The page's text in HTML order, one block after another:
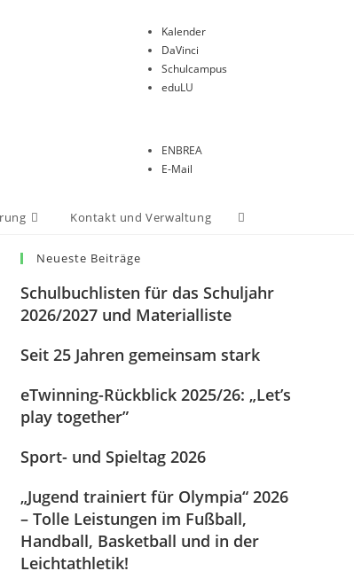
Kalender
DaVinci
Schulcampus
eduLU
ENBREA
E-Mail
Kontakt und Verwaltung
Neueste Beiträge
Schulbuchlisten für das Schuljahr
2026/2027 und Materialliste
Seit 25 Jahren gemeinsam stark
eTwinning-Rückblick 2025/26: „Let’s
play together”
Sport- und Spieltag 2026
„Jugend trainiert für Olympia“ 2026
– Tolle Leistungen im Fußball,
Handball, Basketball und in der
Leichtathletik!